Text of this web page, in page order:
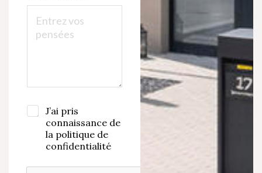
L
t
J’ai pris
connaissance de
la politique de
confidentialité